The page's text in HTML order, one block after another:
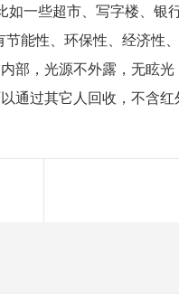
一些超市、写字楼、银
能性、环保性、经济性
部，光源不外露，无眩
通过其它人回收，不含红